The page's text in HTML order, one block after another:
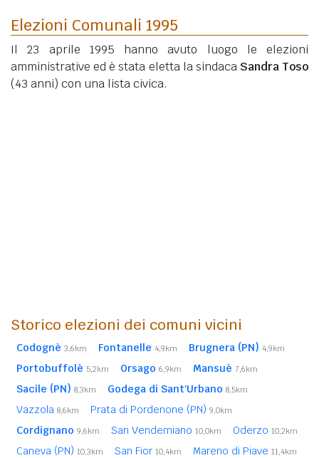
Elezioni Comunali 1995
Il 23 aprile 1995 hanno avuto luogo le elezioni
amministrative ed è stata eletta la sindaca Sandra Toso
(43 anni) con una lista civica.
Storico elezioni dei comuni vicini
Codognè 3,6km Fontanelle 4,9km Brugnera (PN) 4,9km
Portobuffolè 5,2km Orsago 6,9km Mansuè 7,6km
Sacile (PN) 8,3km Godega di Sant'Urbano 8,5km
Vazzola 8,6km Prata di Pordenone (PN) 9,0km
Cordignano 9,6km San Vendemiano 10,0km Oderzo 10,2km
Caneva (PN) 10,3km San Fior 10,4km Mareno di Piave 11,4km